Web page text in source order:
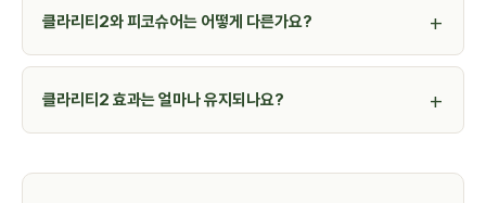
클라리티2와 피코슈어는 어떻게 다른가요?
클라리티2 효과는 얼마나 유지되나요?